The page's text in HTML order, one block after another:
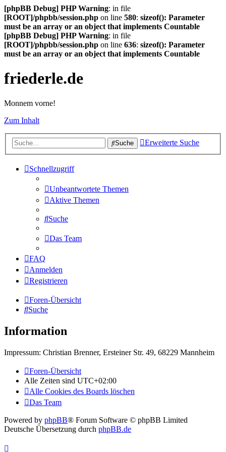
[phpBB Debug] PHP Warning: in file
[ROOT]/phpbb/session.php on line 580: sizeof(): Parameter
must be an array or an object that implements Countable
[phpBB Debug] PHP Warning: in file
[ROOT]/phpbb/session.php on line 636: sizeof(): Parameter
must be an array or an object that implements Countable
friederle.de
Monnem vorne!
Zum Inhalt
Suche Erweiterte Suche
Schnellzugriff
Unbeantwortete Themen
Aktive Themen
Suche
Das Team
FAQ
Anmelden
Registrieren
Foren-Übersicht
Suche
Information
Impressum: Christian Brenner, Ersteiner Str. 49, 68229 Mannheim
Foren-Übersicht
Alle Zeiten sind UTC+02:00
Alle Cookies des Boards löschen
Das Team
Powered by phpBB® Forum Software © phpBB Limited
Deutsche Übersetzung durch phpBB.de